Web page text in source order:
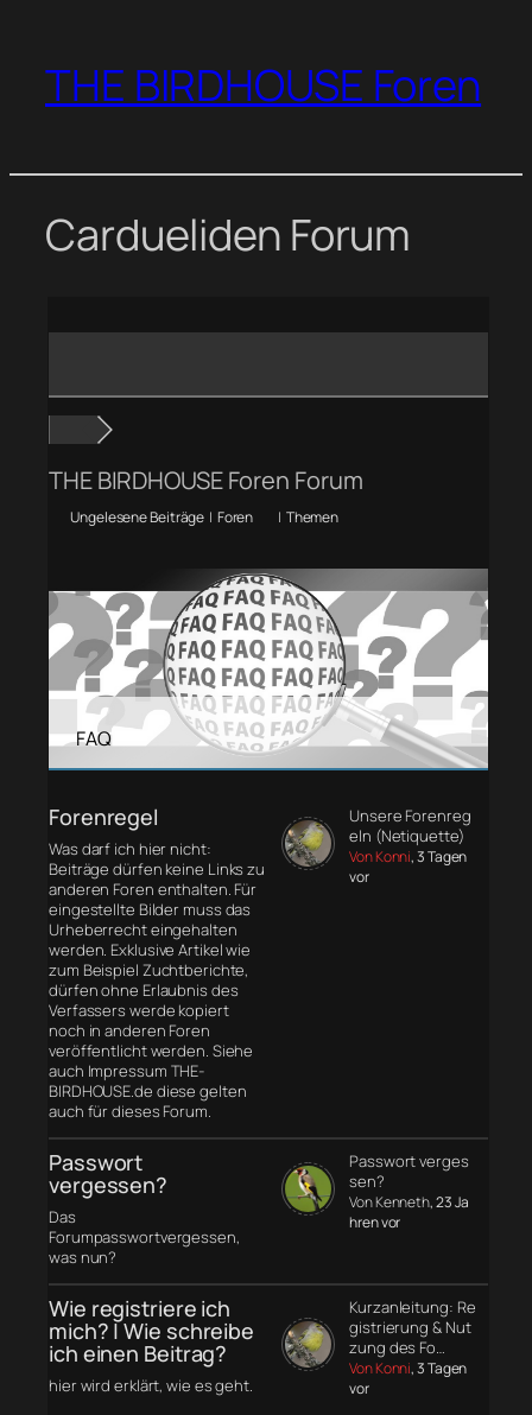
springen
THE BIRDHOUSE Foren
Cardueliden Forum
THE BIRDHOUSE Foren Forum
Ungelesene Beiträge | Foren | Themen
FAQ
Forenregel
Was darf ich hier nicht:
Beiträge dürfen keine Links zu
anderen Foren enthalten. Für
eingestellte Bilder muss das
Urheberrecht eingehalten
werden. Exklusive Artikel wie
zum Beispiel Zuchtberichte,
dürfen ohne Erlaubnis des
Verfassers werde kopiert
noch in anderen Foren
veröffentlicht werden. Siehe
auch Impressum THE-
BIRDHOUSE.de diese gelten
auch für dieses Forum.
Unsere Forenreg
eln (Netiquette)
Von Konni, 3 Tagen
vor
Passwort
vergessen?
Das
Forumpasswortvergessen,
was nun?
Passwort verges
sen?
Von Kenneth, 23 Ja
hren vor
Wie registriere ich
mich? | Wie schreibe
ich einen Beitrag?
hier wird erklärt, wie es geht.
Kurzanleitung: Re
gistrierung & Nut
zung des Fo…
Von Konni, 3 Tagen
vor